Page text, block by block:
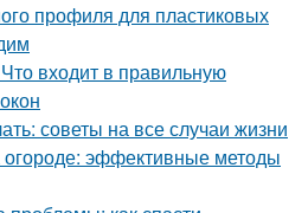
профиля для пластиковых
входит в правильную
советы на все случаи жизни
огороде: эффективные методы